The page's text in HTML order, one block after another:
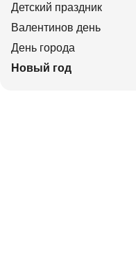
Детский праздник
Валентинов день
День города
Новый год